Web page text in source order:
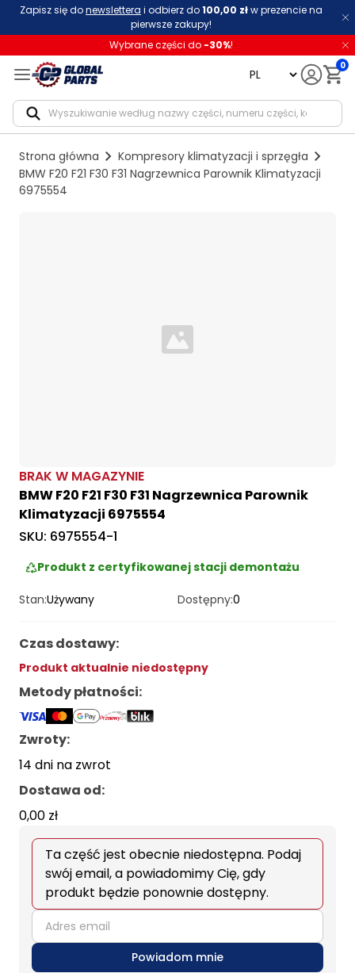
Zapisz się donewslettera i odbierz do100,00 złw prezencie na
pierwsze zakupy!
Wybrane części do -30%!
language 0
Strona główna
Kompresory klimatyzacji i sprzęgła
BMW F20 F21 F30 F31 Nagrzewnica Parownik Klimatyzacji
6975554
Loading...
BRAK W MAGAZYNIE
BMW F20 F21 F30 F31 Nagrzewnica Parownik
Klimatyzacji 6975554
SKU: 6975554-1
Produkt z certyfikowanej stacji demontażu
Stan:Używany Dostępny:0
Czas dostawy:
Produkt aktualnie niedostępny
Metody płatności:
Zwroty:
14 dni na zwrot
Dostawa od:
0,00 zł
Ta część jest obecnie niedostępna. Podaj
swój email, a powiadomimy Cię, gdy
produkt będzie ponownie dostępny.
email
Powiadom mnie